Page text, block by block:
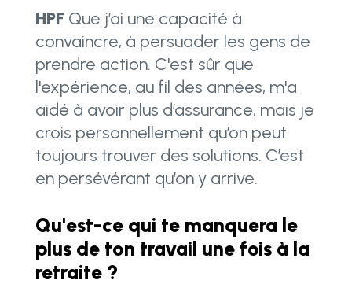
HPF Que j’ai une capacité à
convaincre, à persuader les gens de
prendre action. C'est sûr que
l'expérience, au fil des années, m'a
aidé à avoir plus d’assurance, mais je
crois personnellement qu’on peut
toujours trouver des solutions. C’est
en persévérant qu’on y arrive.
Qu'est-ce qui te manquera le
plus de ton travail une fois à la
retraite ?